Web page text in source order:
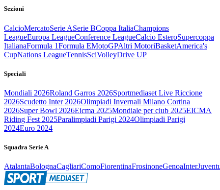
Sezioni
CalcioMercatoSerie ASerie BCoppa ItaliaChampions
LeagueEuropa LeagueConference LeagueCalcio EsteroSupercoppa
ItalianaFormula 1Formula EMotoGPAltri MotoriBasketAmerica's
CupNations LeagueTennisSciVolleyDrive UP
Speciali
Mondiali 2026Roland Garros 2026Sportmediaset Live Riccione
2026Scudetto Inter 2026Olimpiadi Invernali Milano Cortina
2026Super Bowl 2026Eicma 2025Mondiale per club 2025EICMA
Riding Fest 2025Paralimpiadi Parigi 2024Olimpiadi Parigi
2024Euro 2024
Squadra Serie A
AtalantaBolognaCagliariComoFiorentinaFrosinoneGenoaInter